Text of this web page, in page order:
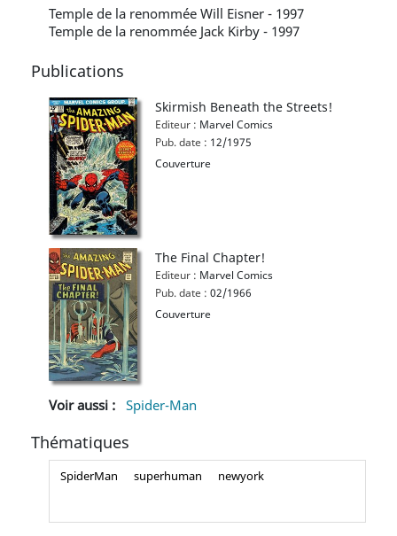
Temple de la renommée Will Eisner - 1997
Temple de la renommée Jack Kirby - 1997
Publications
Skirmish Beneath the Streets!
Editeur : Marvel Comics
Pub. date : 12/1975
Couverture
The Final Chapter!
Editeur : Marvel Comics
Pub. date : 02/1966
Couverture
Voir aussi : Spider-Man
Thématiques
SpiderMan superhuman newyork